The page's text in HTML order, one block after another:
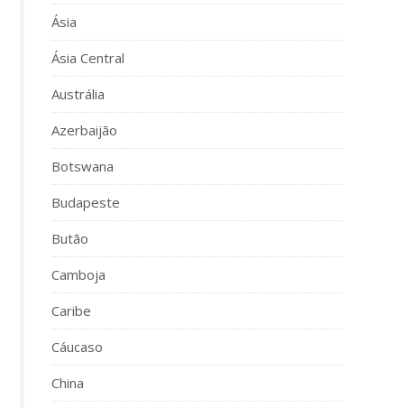
Ásia
Ásia Central
Austrália
Azerbaijão
Botswana
Budapeste
Butão
Camboja
Caribe
Cáucaso
China